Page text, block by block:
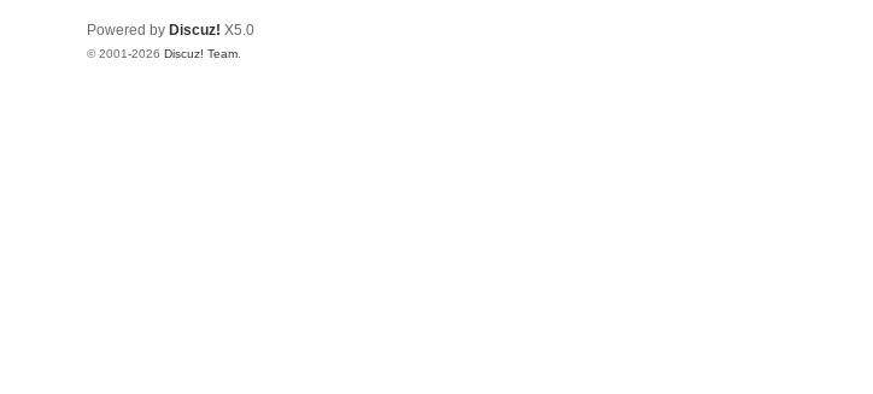
Powered by Discuz! X5.0
© 2001-2026 Discuz! Team